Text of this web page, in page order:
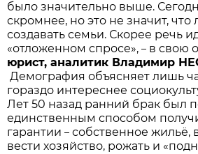
было значительно выше.
скромнее, но это не значит,
создавать семьи. Скорее речь
«отложенном спросе»,– в свою
юрист, аналитик Владимир
Демография объясняет лишь
гораздо интереснее
Лет 50 назад ранний брак был
единственным способом
гарантии– собственное жильё,
вести хозяйство, рожать и